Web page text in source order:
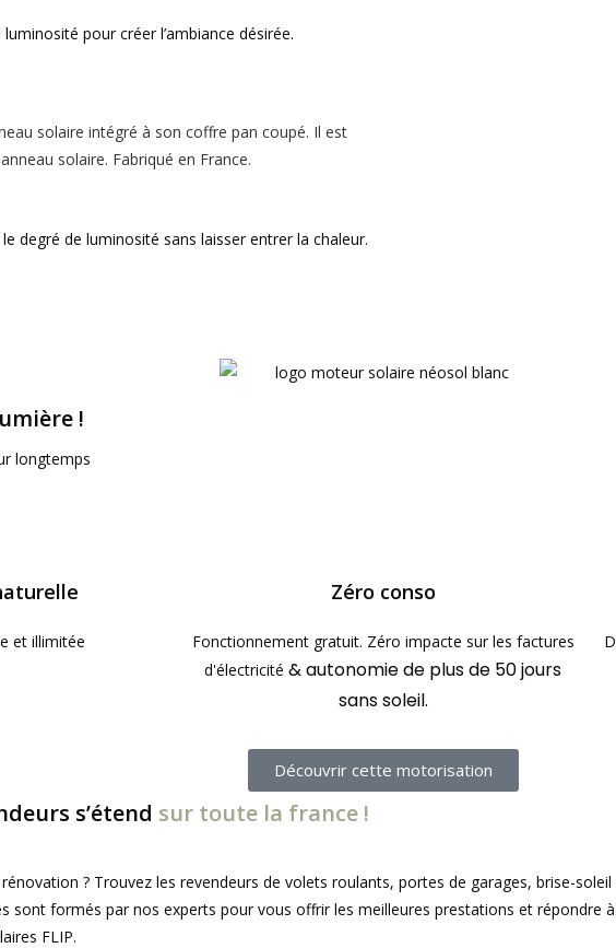
pour créer l’ambiance désirée.
degré de luminosité sans laisser entrer la chaleur.
!
longtemps
et illimitée
Zéro conso
Fonctionnement gratuit. Zéro impacte sur les factures
d'électricité& autonomie de plus de 50 jours
sans soleil.
Découvrir cette motorisation
s’étend sur toute la france !
? Trouvez les revendeurs de volets roulants, portes de garages, brise-
sont formés par nos experts pour vous offrir les meilleures prestations et répondre
FLIP.